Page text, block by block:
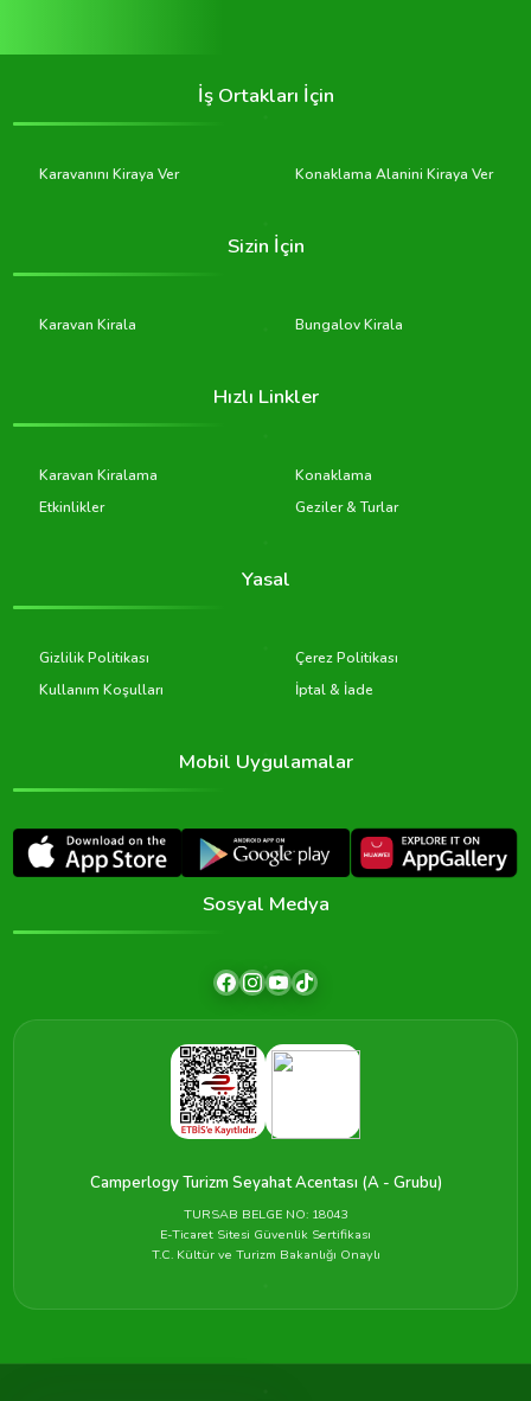
İş Ortakları İçin
Karavanını Kiraya Ver Konaklama Alanini Kiraya Ver
Sizin İçin
Karavan Kirala Bungalov Kirala
Hızlı Linkler
Karavan Kiralama
Konaklama
Etkinlikler
Geziler & Turlar
Yasal
Gizlilik Politikası
Çerez Politikası
Kullanım Koşulları
İptal & İade
Mobil Uygulamalar
Sosyal Medya
Camperlogy Turizm Seyahat Acentası (A - Grubu)
TURSAB BELGE NO: 18043
E-Ticaret Sitesi Güvenlik Sertifikası
T.C. Kültür ve Turizm Bakanlığı Onaylı